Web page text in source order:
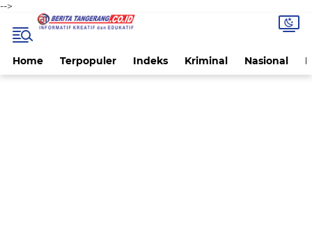
-->
Home Terpopuler Indeks Kriminal Nasional